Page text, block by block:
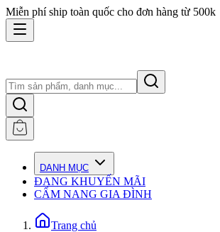
Miễn phí ship toàn quốc cho đơn hàng từ 500k
DANH MỤC
ĐANG KHUYẾN MÃI
CẨM NANG GIA ĐÌNH
Trang chủ